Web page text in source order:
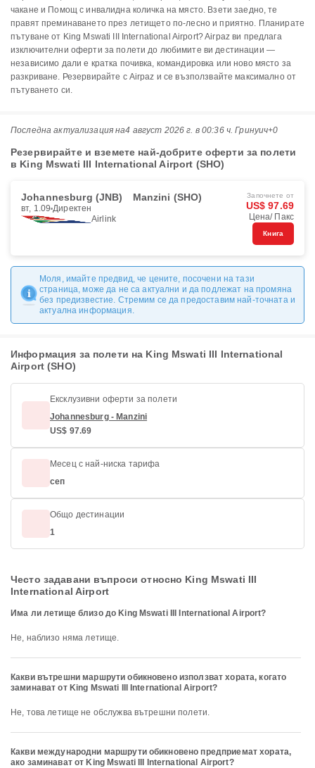
чакане и Помощ с инвалидна количка на място. Взети заедно, те
правят преминаването през летището по-лесно и приятно. Планирате
пътуване от King Mswati III International Airport? Airpaz ви предлага
изключителни оферти за полети до любимите ви дестинации —
независимо дали е кратка почивка, командировка или ново място за
разкриване. Резервирайте с Airpaz и се възползвайте максимално от
пътуването си.
Последна актуализация на4 август 2026 г. в 00:36 ч. Гринуич+0
Резервирайте и вземете най-добрите оферти за полети
в King Mswati III International Airport (SHO)
Johannesburg (JNB) Manzini (SHO)
вт, 1.09 Директен
Airlink
Започнете от
US$ 97.69
Цена/ Пакс
Книга
Моля, имайте предвид, че цените, посочени на тази
страница, може да не са актуални и да подлежат на промяна
без предизвестие. Стремим се да предоставим най-точната и
актуална информация.
Информация за полети на King Mswati III International
Airport (SHO)
Ексклузивни оферти за полети
Johannesburg - Manzini
US$ 97.69
Месец с най-ниска тарифа
сеп
Общо дестинации
1
Често задавани въпроси относно King Mswati III
International Airport
Има ли летище близо до King Mswati III International Airport?
Не, наблизо няма летище.
Какви вътрешни маршрути обикновено използват хората, когато
заминават от King Mswati III International Airport?
Не, това летище не обслужва вътрешни полети.
Какви международни маршрути обикновено предприемат хората,
ако заминават от King Mswati III International Airport?